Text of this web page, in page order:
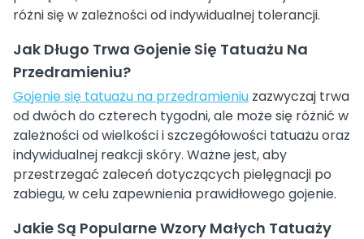
różni się w zależności od indywidualnej tolerancji.
Jak Długo Trwa Gojenie Się Tatuażu Na
Przedramieniu?
Gojenie się tatuażu na przedramieniu zazwyczaj trwa
od dwóch do czterech tygodni, ale może się różnić w
zależności od wielkości i szczegółowości tatuażu oraz
indywidualnej reakcji skóry. Ważne jest, aby
przestrzegać zaleceń dotyczących pielęgnacji po
zabiegu, w celu zapewnienia prawidłowego gojenie.
Jakie Są Popularne Wzory Małych Tatuaży